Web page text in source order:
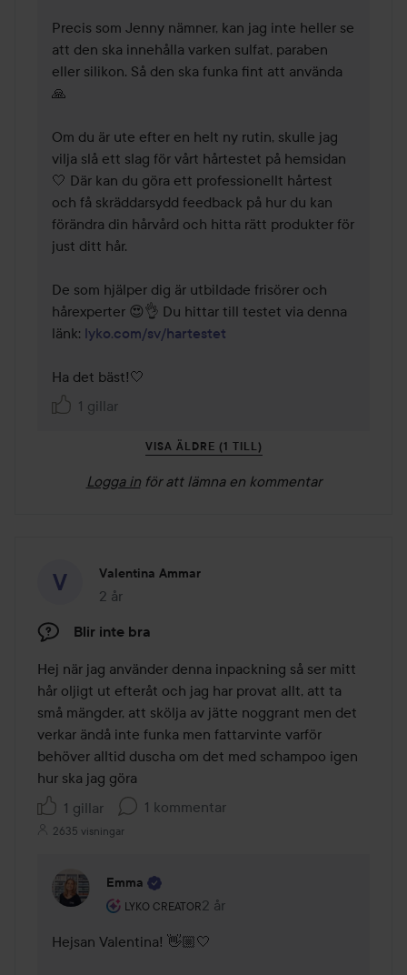
Precis som Jenny nämner, kan jag inte heller se
att den ska innehålla varken sulfat, paraben
eller silikon. Så den ska funka fint att använda
🙏
Om du är ute efter en helt ny rutin, skulle jag
vilja slå ett slag för vårt hårtestet på hemsidan
🤍 Där kan du göra ett professionellt hårtest
och få skräddarsydd feedback på hur du kan
förändra din hårvård och hitta rätt produkter för
just ditt hår.
De som hjälper dig är utbildade frisörer och
hårexperter 😍👌 Du hittar till testet via denna
länk: lyko.com/sv/hartestet
Ha det bäst!🤍
1 gillar
VISA ÄLDRE (1 TILL)
Logga in för att lämna en kommentar
Valentina Ammar
2 år
Inlägget skapades 2 år
Blir inte bra
Hej när jag använder denna inpackning så ser mitt
hår oljigt ut efteråt och jag har provat allt, att ta
små mängder, att skölja av jätte noggrant men det
verkar ändå inte funka men fattarvinte varför
behöver alltid duscha om det med schampoo igen
hur ska jag göra
1 gillar
1 kommentar
2635 visningar
Emma
LYKO CREATOR
Användarens roll: Lyko Creator.
2 år
Kommentaren lades 2 år
Hejsan Valentina! 👋🏼🤍